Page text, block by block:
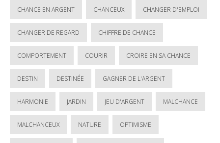
CHANCE EN ARGENT CHANCEUX CHANGER D'EMPLOI
CHANGER DE REGARD CHIFFRE DE CHANCE
COMPORTEMENT COURIR CROIRE EN SA CHANCE
DESTIN DESTINÉE GAGNER DE L'ARGENT
HARMONIE JARDIN JEU D'ARGENT MALCHANCE
MALCHANCEUX NATURE OPTIMISME